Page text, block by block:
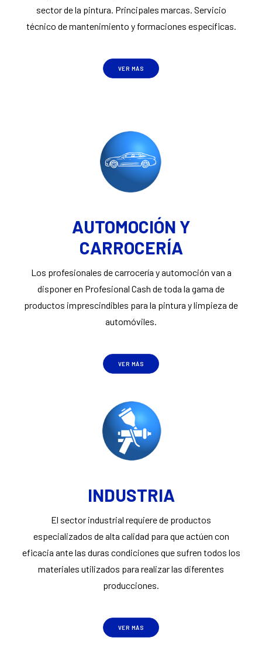
sector de la pintura. Principales marcas. Servicio
técnico de mantenimiento y formaciones específicas.
VER MÁS
AUTOMOCIÓN Y
CARROCERÍA
Los profesionales de carrocería y automoción van a
disponer en Profesional Cash de toda la gama de
productos imprescindibles para la pintura y limpieza de
automóviles.
VER MÁS
INDUSTRIA
El sector industrial requiere de productos
especializados de alta calidad para que actúen con
eficacia ante las duras condiciones que sufren todos los
materiales utilizados para realizar las diferentes
producciones.
VER MÁS